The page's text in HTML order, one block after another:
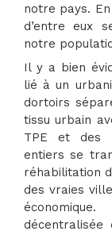
notre pays.
d’entre eux
notre
Il y a bien
lié à un
dortoirs
tissu urbain
TPE et des
entiers se
réhabilitation
des vraies